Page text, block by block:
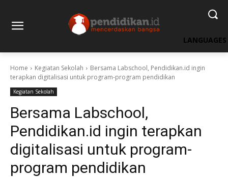
LANGUAGES
Home Kegiatan Sekolah
Bersama Labschool, Pendidikan.id ingin
terapkan digitalisasi untuk program-program pendidikan
Kegiatan Sekolah
Bersama Labschool,
Pendidikan.id ingin terapkan
digitalisasi untuk program-
program pendidikan